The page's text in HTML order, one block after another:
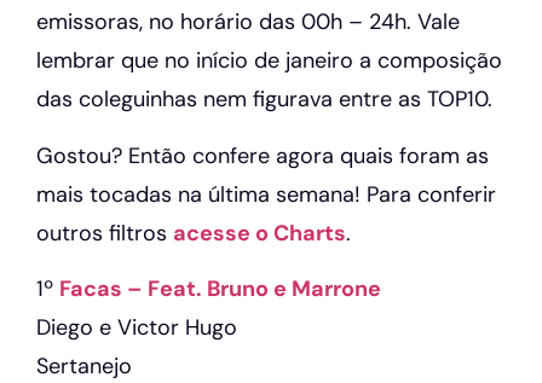
emissoras, no horário das 00h – 24h. Vale
lembrar que no início de janeiro a composição
das coleguinhas nem figurava entre as TOP10.
Gostou? Então confere agora quais foram as
mais tocadas na última semana! Para conferir
outros filtros acesse o Charts.
1º Facas – Feat. Bruno e Marrone
Diego e Victor Hugo
Sertanejo